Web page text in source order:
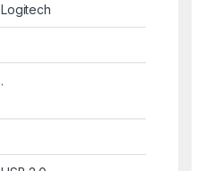
Logitech
.